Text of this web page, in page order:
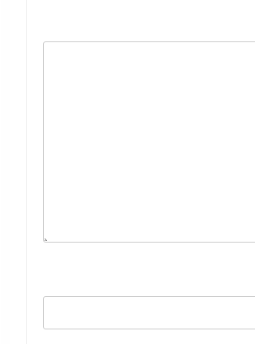
75 عاما: منتخب المبارزة يحقق ميدالية عالمية..والأروع أنها